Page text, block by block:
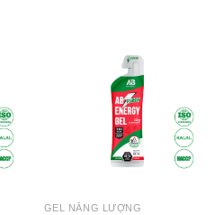
GEL NĂNG LƯỢNG